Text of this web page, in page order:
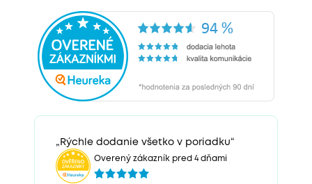
„Rýchle dodanie všetko v poriadku“
Overený zákazník pred 4 dňami